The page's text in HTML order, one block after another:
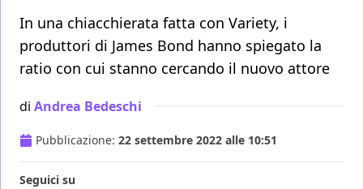
In una chiacchierata fatta con Variety, i
produttori di James Bond hanno spiegato la
ratio con cui stanno cercando il nuovo attore
di Andrea Bedeschi
Pubblicazione: 22 settembre 2022 alle 10:51
Seguici su